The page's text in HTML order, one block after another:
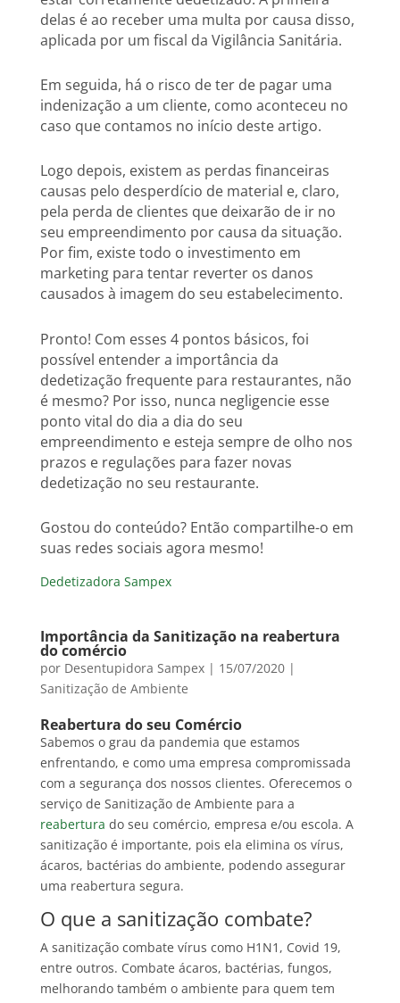
delas é ao receber uma multa por causa disso,
aplicada por um fiscal da Vigilância Sanitária.
Em seguida, há o risco de ter de pagar uma
indenização a um cliente, como aconteceu no
caso que contamos no início deste artigo.
Logo depois, existem as perdas financeiras
causas pelo desperdício de material e, claro,
pela perda de clientes que deixarão de ir no
seu empreendimento por causa da situação.
Por fim, existe todo o investimento em
marketing para tentar reverter os danos
causados à imagem do seu estabelecimento.
Pronto! Com esses 4 pontos básicos, foi
possível entender a importância da
dedetização frequente para restaurantes, não
é mesmo? Por isso, nunca negligencie esse
ponto vital do dia a dia do seu
empreendimento e esteja sempre de olho nos
prazos e regulações para fazer novas
dedetização no seu restaurante.
Gostou do conteúdo? Então compartilhe-o em
suas redes sociais agora mesmo!
Dedetizadora Sampex
Importância da Sanitização na reabertura
do comércio
por Desentupidora Sampex| 15/07/2020|
Sanitização de Ambiente
Reabertura do seu Comércio
Sabemos o grau da pandemia que estamos
enfrentando, e como uma empresa compromissada
com a segurança dos nossos clientes. Oferecemos o
serviço de Sanitização de Ambiente para a
reabertura do seu comércio, empresa e/ou escola. A
sanitização é importante, pois ela elimina os vírus,
ácaros, bactérias do ambiente, podendo assegurar
uma reabertura segura.
O que a sanitização combate?
A sanitização combate vírus como H1N1, Covid 19,
entre outros. Combate ácaros, bactérias, fungos,
melhorando também o ambiente para quem tem